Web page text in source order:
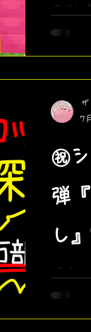
版
マイン
す。ザ
㊗️
弾
し
し
ザビ
す。お
ザ
7